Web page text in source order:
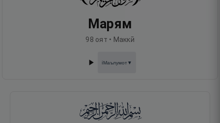
Марям
98 оят • Маккӣ
ℹ️Маълумот▼